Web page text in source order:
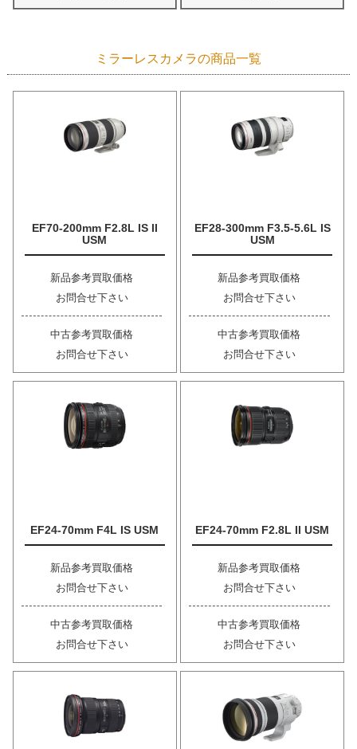
ミラーレスカメラの商品一覧
EF70-200mm F2.8L IS II
USM
新品参考買取価格
お問合せ下さい
中古参考買取価格
お問合せ下さい
EF28-300mm F3.5-5.6L IS
USM
新品参考買取価格
お問合せ下さい
中古参考買取価格
お問合せ下さい
EF24-70mm F4L IS USM
新品参考買取価格
お問合せ下さい
中古参考買取価格
お問合せ下さい
EF24-70mm F2.8L II USM
新品参考買取価格
お問合せ下さい
中古参考買取価格
お問合せ下さい